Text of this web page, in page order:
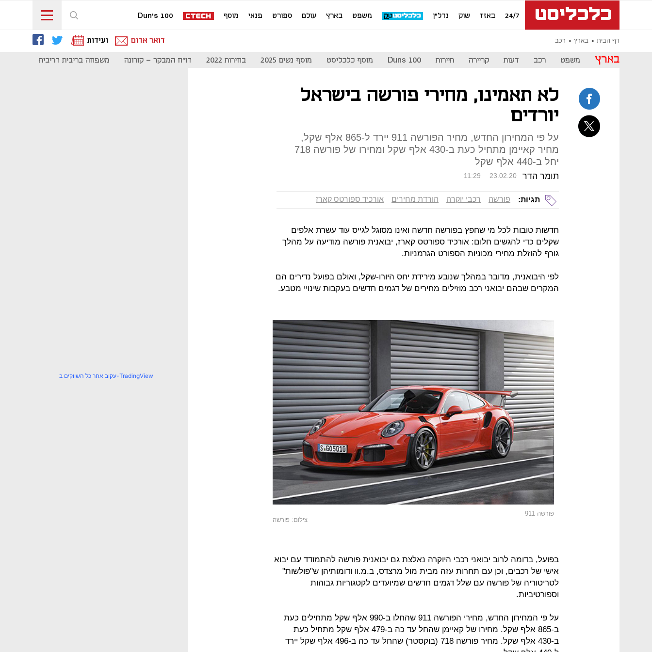
24/7 באזז שוק נדל"ן משפט בארץ עולם ספורט פנאי מוסף Dun's 100
דף הבית בארץ רכב דואר אדום ועידות
בארץ משפט רכב דעות קריירה תיירות Duns 100 מוסף כלכליסט מוסף נשים 2025 בחירות 2022 דו"ח המבקר - קורונה משפחה בריבית דריבית
לא תאמינו, מחירי פורשה בישראל
יורדים
על פי המחירון החדש, מחיר הפורשה 911 יירד ל-865 אלף שקל,
מחיר קאיימן מתחיל כעת ב-430 אלף שקל ומחירו של פורשה 718
יחל ב-440 אלף שקל
תומר הדר 11:29 23.02.20
תגיות: פורשה רכבי יוקרה הורדת מחירים אורכיד ספורטס קארז
חדשות טובות לכל מי שחפץ בפורשה חדשה ואינו מסוגל לגייס עוד עשרת אלפים
שקלים כדי להגשים חלום: אורכיד ספורטס קארז, יבואנית פורשה מודיעה על מהלך
גורף להוזלת מחירי מכוניות הספורט הגרמניות.
לפי היבואנית, מדובר במהלך שנובע מירידת יחס היורו-שקל, ואולם בפועל נדירים הם
המקרים שבהם יבואני רכב מוזילים מחירים של דגמים חדשים בעקבות שינויי מטבע.
פורשה 911
צילום: פורשה
בפועל, בדומה לרוב יבואני רכבי היוקרה נאלצת גם יבואנית פורשה להתמודד עם יבוא
אישי של רכבים, וכן עם תחרות עזה מבית מול מרצדס, ב.מ.וו ודומותיהן ש"פולשות"
לטריטוריה של פורשה עם שלל דגמים חדשים שמיועדים לקטגוריות גבוהות
וספורטיביות.
על פי המחירון החדש, מחירי הפורשה 911 שהחלו ב-990 אלף שקל מתחילים כעת
ב-865 אלף שקל. מחירו של קאיימן שהחל עד כה ב-479 אלף שקל מתחיל כעת
ב-430 אלף שקל. מחיר פורשה 718 (בוקסטר) שהחל עד כה ב-496 אלף שקל יירד
עקוב אחר כל השווקים ב-TradingView